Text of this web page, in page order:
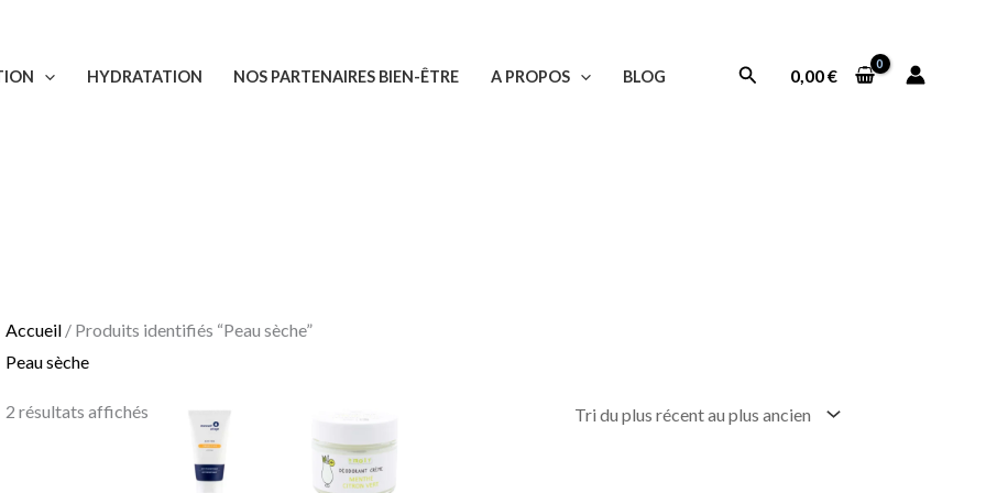
HYDRATATION NOS PARTENAIRES BIEN-ÊTRE A PROPOS BLOG Rechercher
0,00€
Accueil/ Produits identifiés “Peau sèche”
Peau sèche
2 résultats affichés
plus